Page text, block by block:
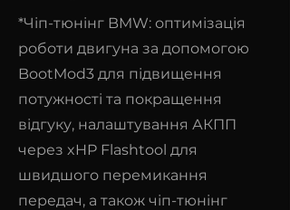
*Чіп-тюнінг BMW: оптимізація
роботи двигуна за допомогою
BootMod3 для підвищення
потужності та покращення
відгуку, налаштування АКПП
через xHP Flashtool для
швидшого перемикання
передач, а також чіп-тюнінг